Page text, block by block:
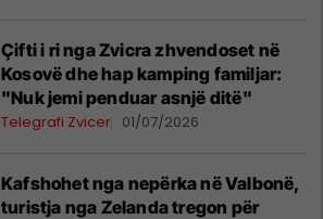
Çifti i ri nga Zvicra zhvendoset në
Kosovë dhe hap kamping familjar:
"Nuk jemi penduar asnjë ditë"
Telegrafi Zvicer 01/07/2026
Kafshohet nga nepërka në Valbonë,
turistja nga Zelanda tregon për